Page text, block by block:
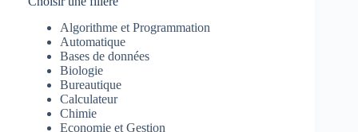
Algorithme et Programmation
Automatique
Bases de données
Biologie
Bureautique
Calculateur
Chimie
Economie et Gestion